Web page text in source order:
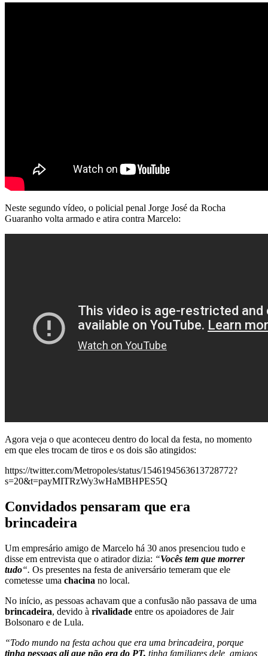
Neste segundo vídeo, o policial penal Jorge José da Rocha
Guaranho volta armado e atira contra Marcelo:
Agora veja o que aconteceu dentro do local da festa, no momento
em que eles trocam de tiros e os dois são atingidos:
https://twitter.com/Metropoles/status/1546194563613728772?
s=20&t=payMITRzWy3wHaMBHPES5Q
Convidados pensaram que era
brincadeira
Um empresário amigo de Marcelo há 30 anos presenciou tudo e
disse em entrevista que o atirador dizia: “Vocês tem que morrer
tudo“. Os presentes na festa de aniversário temeram que ele
cometesse uma chacina no local.
No início, as pessoas achavam que a confusão não passava de uma
brincadeira, devido à rivalidade entre os apoiadores de Jair
Bolsonaro e de Lula.
“Todo mundo na festa achou que era uma brincadeira, porque
tinha pessoas ali que não era do PT, tinha familiares dele, amigos